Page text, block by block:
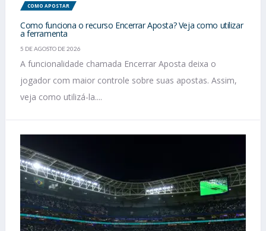
COMO APOSTAR
Como funciona o recurso Encerrar Aposta? Veja como utilizar
a ferramenta
5 DE AGOSTO DE 2026
A funcionalidade chamada Encerrar Aposta deixa o
jogador com maior controle sobre suas apostas. Assim,
veja como utilizá-la....